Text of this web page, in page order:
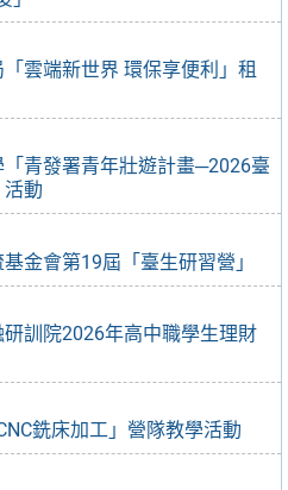
「雲端新世界 環保享便利」租
「青發署青年壯遊計畫─2026臺
動
金會第19屆「臺生研習營」
研訓院2026年高中職學生理財
銑床加工」營隊教學活動